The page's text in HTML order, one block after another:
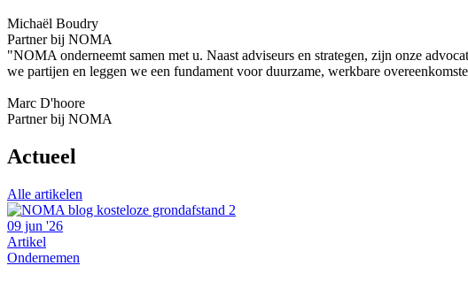
Michaël Boudry
Partner bij NOMA
"NOMA onderneemt samen met u. Naast adviseurs en strategen, zijn onze
we partijen en leggen we een fundament voor duurzame, werkbare
Marc D'hoore
Partner bij NOMA
Actueel
Alle artikelen
09 jun '26
Artikel
Ondernemen